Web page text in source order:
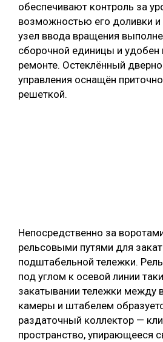
обеспечивают контроль за
возможностью его доливки
узел ввода вращения
сборочной единицы и удобен
ремонте. Остеклённый
управления оснащён
решеткой.
Непосредственно за
рельсовыми путями для
подштабельной тележки.
под углом к осевой линии
закатывании тележки между
камеры и штабелем
раздаточный коллектор —
пространство, упирающееся